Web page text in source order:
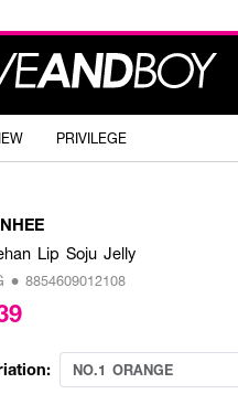
PRIVILEGE
Lip Soju Jelly
• 8854609012108
NO.1 ORANGE